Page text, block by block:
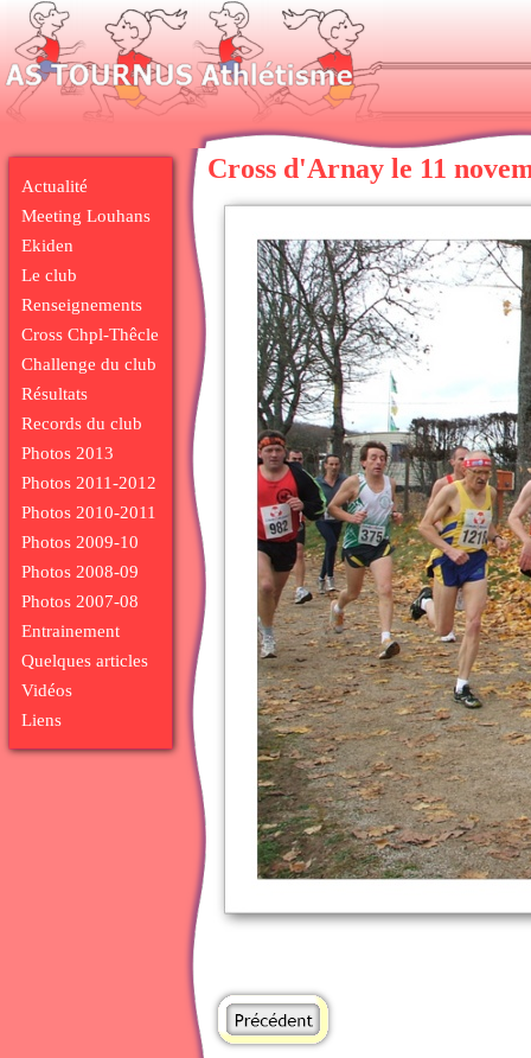
Actualité
Meeting Louhans
Ekiden
Le club
Renseignements
Cross Chpl-Thêcle
Challenge du club
Résultats
Records du club
Photos 2013
Photos 2011-2012
Photos 2010-2011
Photos 2009-10
Photos 2008-09
Photos 2007-08
Entrainement
Quelques articles
Vidéos
Liens
Cross d'Arnay le 11